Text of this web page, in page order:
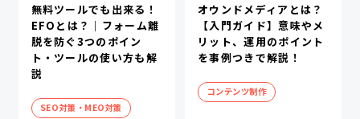
無料ツールでも出来る！
EFOとは？｜フォーム離
脱を防ぐ3つのポイン
ト・ツールの使い方も解
説
SEO対策・MEO対策
オウンドメディアとは？
【入門ガイド】意味やメ
リット、運用のポイント
を事例つきで解説！
コンテンツ制作